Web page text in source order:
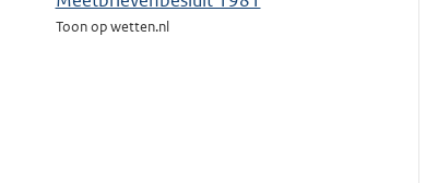
Toon op wetten.nl